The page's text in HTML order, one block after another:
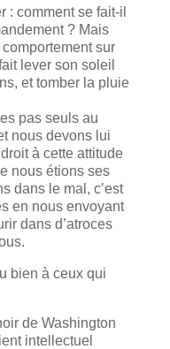
: comment se fait-il
? Mais
sur
lever son soleil
et tomber la pluie
pas seuls au
nous devons lui
à cette attitude
nous étions ses
dans le mal, c’est
en nous envoyant
dans d’atroces
bien à ceux qui
de Washington
intellectuel